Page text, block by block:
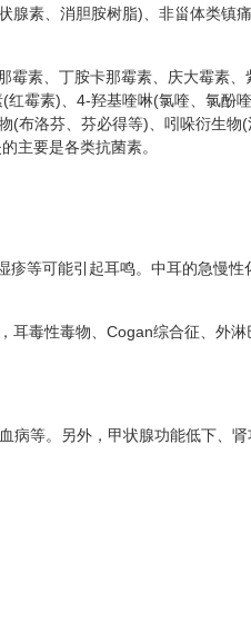
素、消胆胺树脂)、非甾体类镇
素、丁胺卡那霉素、庆大霉素
霉素)、4-羟基喹啉(氯喹、氯酚
布洛芬、芬必得等)、吲哚衍生物
主要是各类抗菌素。
等可能引起耳鸣。中耳的急慢
毒性毒物、Cogan综合征、外淋
病等。另外，甲状腺功能低下、